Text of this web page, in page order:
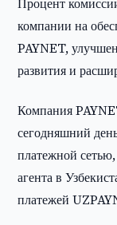
компании на
PAYNET,
развития и
Компания
сегодняшний
платежной
агента в
платежей